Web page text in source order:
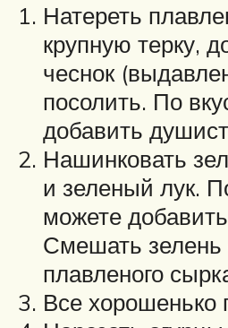
Натереть
крупную терку,
чеснок
посолить. По
добавить
Нашинковать
и зеленый лук.
можете
Смешать зелень
плавленого
Все хорошенько